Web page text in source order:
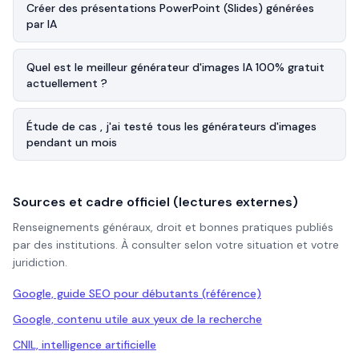
Créer des présentations PowerPoint (Slides) générées
par IA
Quel est le meilleur générateur d'images IA 100% gratuit
actuellement ?
Étude de cas , j'ai testé tous les générateurs d'images
pendant un mois
Sources et cadre officiel (lectures externes)
Renseignements généraux, droit et bonnes pratiques publiés
par des institutions. À consulter selon votre situation et votre
juridiction.
Google, guide SEO pour débutants (référence)
Google, contenu utile aux yeux de la recherche
CNIL, intelligence artificielle